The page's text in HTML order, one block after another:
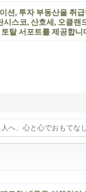
션, 투자 부동산을 취
스코, 산호세, 오클랜
탈 서포트를 제공합니
へ、心と心でおもてなし